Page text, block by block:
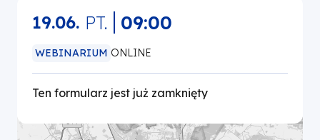
19.06. PT. 09:00
WEBINARIUM ONLINE
Ten formularz jest już zamknięty